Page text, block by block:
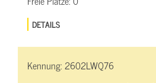
DETAILS
Kennung:2602LWQ76